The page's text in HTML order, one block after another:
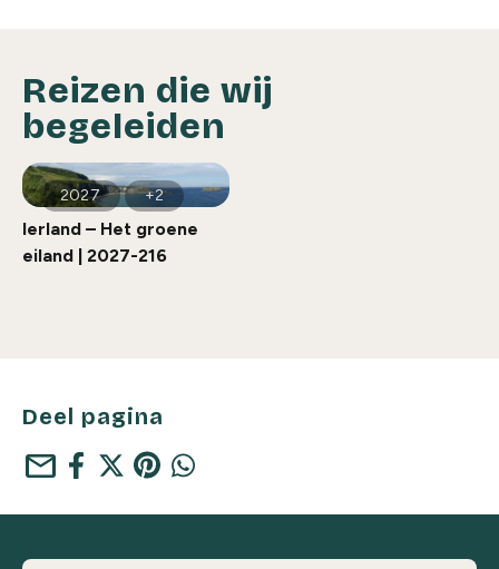
Reizen die wij
begeleiden
2027 +2
Ierland – Het groene
eiland | 2027-216
Deel pagina
mail